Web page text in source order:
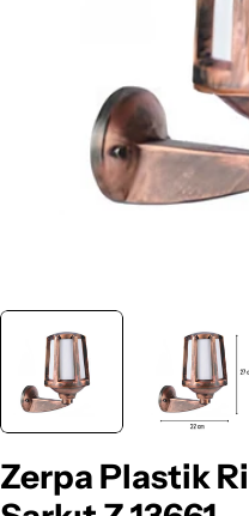
0 pencerede aç
Zerpa Plastik